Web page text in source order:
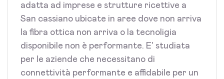
adatta ad imprese e strutture ricettive a
San cassiano ubicate in aree dove non arriva
la fibra ottica non arriva o la tecnoligia
disponibile non è performante. E' studiata
per le aziende che necessitano di
connettività performante e affidabile per un